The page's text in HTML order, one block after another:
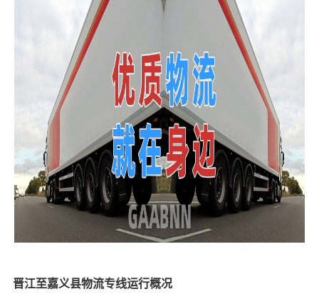
晋江至嘉义县物流专线运行概况